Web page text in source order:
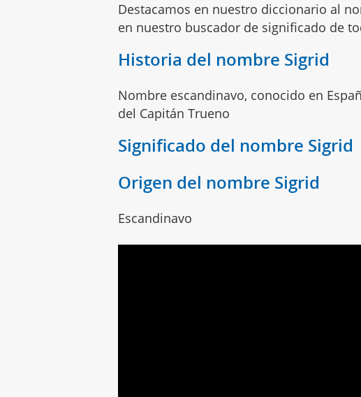
Destacamos en nuestro diccionario al
en nuestro buscador de significado de
Historia del nombre Sigrid
Nombre escandinavo, conocido en
del Capitán Trueno
Significado del nombre Sigrid
Origen del nombre Sigrid
Escandinavo